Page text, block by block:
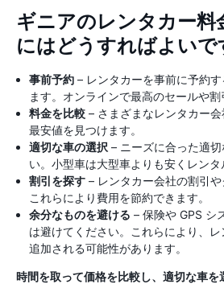
ギニアのレンタカー料
にはどうすればよいで
事前予約 – レンタカーを事前に予約
ます。オンラインで最高のセールや割
料金を比較 – さまざまなレンタカー会
最安値を見つけます。
適切な車の選択 – ニーズに合った適
い。小型車は大型車よりも安くレンタ
割引を探す – レンタカー会社の割引や
これらにより費用を節約できます。
余分なものを避ける – 保険や GPS シ
は避けてください。これらにより、
追加される可能性があります。
時間を取って価格を比較し、適切な車を